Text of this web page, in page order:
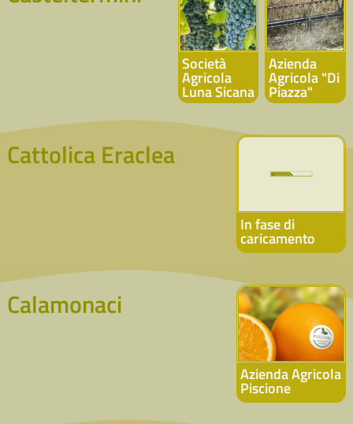
Società
Agricola
Luna Sicana
Azienda
Agricola "Di
Piazza"
Cattolica Eraclea
In fase di
caricamento
Calamonaci
Azienda Agricola
Piscione